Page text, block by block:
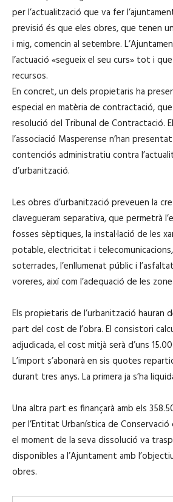
per l’actualització que va fer
previsió és que eles obres, que tenen
i mig, comencin al setembre.
l’actuació «segueix el seu curs» tot i
recursos.
En concret, un dels propietaris ha
especial en matèria de contractació,
resolució del Tribunal de Contractació.
l’associació Masperense n’han
contenciós administratiu contra
d’urbanització.
Les obres d’urbanització preveuen la
clavegueram separativa, que permetrà
fosses sèptiques, la instal·lació de les
potable, electricitat i
soterrades, l’enllumenat públic i
voreres, així com l’adequació de les
Els propietaris de l’urbanització hauran
part del cost de l’obra. El consistori
adjudicada, el cost mitjà serà d’uns
L’import s’abonarà en sis quotes
durant tres anys. La primera ja s’ha
Una altra part es finançarà amb els
per l’Entitat Urbanística de Conservació
el moment de la seva dissolució va
disponibles a l’Ajuntament amb
obres.